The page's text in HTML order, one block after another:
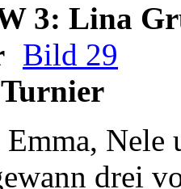
3: Lina
Bild 29
Emma,
drei